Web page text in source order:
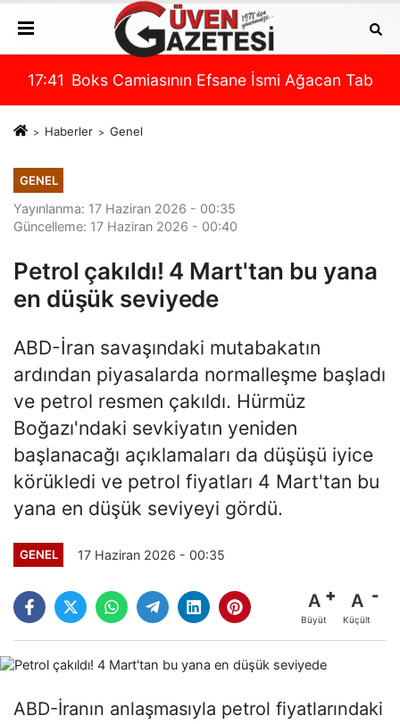
SEZONU FORMA NUMARALARINI AÇIKLADI
17:41 Boks Camiasının Efsane İsmi Ağacan
Haberler Genel
GENEL
Yayınlanma: 17 Haziran 2026 - 00:35
Güncelleme: 17 Haziran 2026 - 00:40
Petrol çakıldı! 4 Mart'tan bu yana
en düşük seviyede
ABD-İran savaşındaki mutabakatın
ardından piyasalarda normalleşme başladı
ve petrol resmen çakıldı. Hürmüz
Boğazı'ndaki sevkiyatın yeniden
başlanacağı açıklamaları da düşüşü iyice
körükledi ve petrol fiyatları 4 Mart'tan bu
yana en düşük seviyeyi gördü.
GENEL 17 Haziran 2026 - 00:35
A
Büyüt
A
Küçült
ABD-İranın anlaşmasıyla petrol fiyatlarındaki